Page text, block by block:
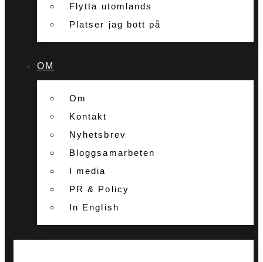
Flytta utomlands
Platser jag bott på
OM
Om
Kontakt
Nyhetsbrev
Bloggsamarbeten
I media
PR & Policy
In English